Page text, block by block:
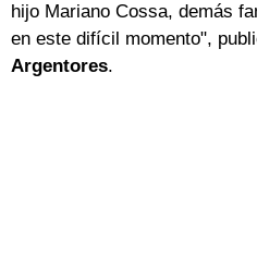
hijo Mariano Cossa, demás
en este difícil momento",
Argentores.